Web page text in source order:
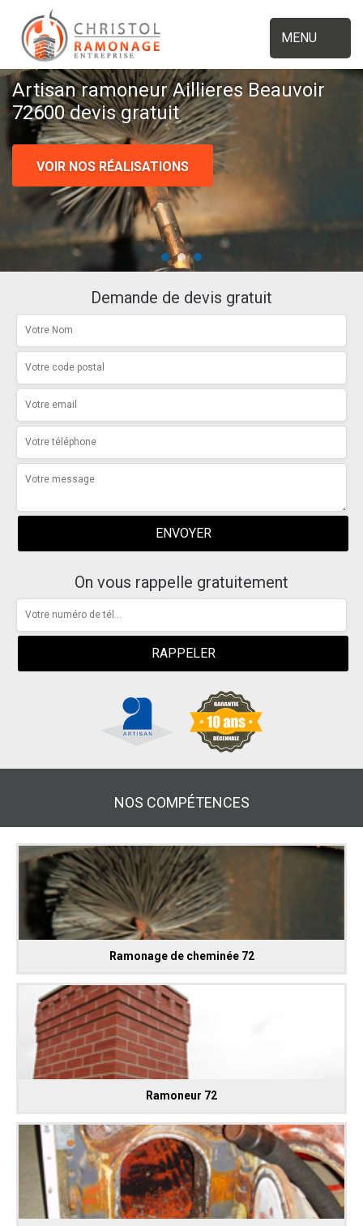
MENU
Artisan ramoneur Aillieres Beauvoir
72600 devis gratuit
VOIR NOS RÉALISATIONS
Demande de devis gratuit
On vous rappelle gratuitement
NOS COMPÉTENCES
Ramonage de cheminée 72
Ramoneur 72